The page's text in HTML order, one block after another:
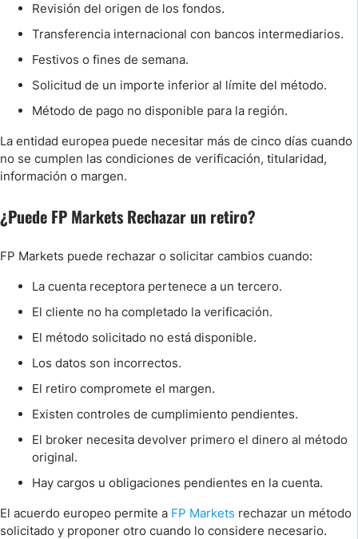
Revisión del origen de los fondos.
Transferencia internacional con bancos intermediarios.
Festivos o fines de semana.
Solicitud de un importe inferior al límite del método.
Método de pago no disponible para la región.
La entidad europea puede necesitar más de cinco días cuando
no se cumplen las condiciones de verificación, titularidad,
información o margen.
¿Puede FP Markets Rechazar un retiro?
FP Markets puede rechazar o solicitar cambios cuando:
La cuenta receptora pertenece a un tercero.
El cliente no ha completado la verificación.
El método solicitado no está disponible.
Los datos son incorrectos.
El retiro compromete el margen.
Existen controles de cumplimiento pendientes.
El broker necesita devolver primero el dinero al método
original.
Hay cargos u obligaciones pendientes en la cuenta.
El acuerdo europeo permite a FP Markets rechazar un método
solicitado y proponer otro cuando lo considere necesario.